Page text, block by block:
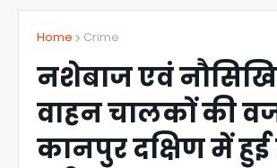
Home Crime
नशेबाज एवं
वाहन चालकों की
कानपुर दक्षिण में